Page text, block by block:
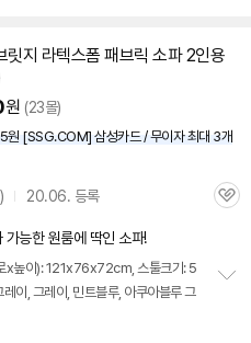
릿지 라텍스폼 패브릭 소파2인용
원 (23몰)
[SSG.COM] 삼성카드 / 무이자 최대 3개
20.06. 등록
관
능한 원룸에 딱인 소파!
x높이): 121x76x72cm, 스툴크기: 5
이, 그레이, 민트블루, 아쿠아블루 그